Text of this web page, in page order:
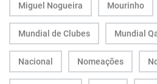
Miguel Nogueira Mourinho
Mundial de Clubes Mundial
Nacional Nomeações